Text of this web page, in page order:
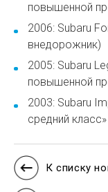
повышенной
2006: Subaru
внедорожник)
2005: Subaru
повышенной
2003: Subaru
средний класс»
К списку